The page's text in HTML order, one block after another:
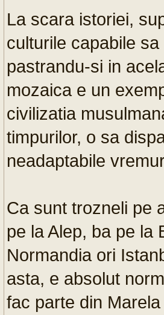
La scara istoriei,
culturile capabile
pastrandu-si in
mozaica e un
civilizatia
timpurilor, o sa
neadaptabile
Ca sunt trozneli pe
pe la Alep, ba pe la
Normandia ori
asta, e absolut
fac parte din